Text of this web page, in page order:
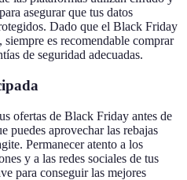
asegurar que tus datos
Dado que el Black Friday
es recomendable comprar
de seguridad adecuadas.
ofertas de Black Friday antes de
puedes aprovechar las rebajas
Permanecer atento a los
y a las redes sociales de tus
para conseguir las mejores